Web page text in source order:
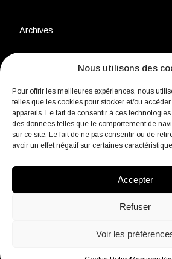
Nous utilisons des
Pour offrir les meilleures expériences, nous
telles que les cookies pour stocker et/ou
appareils. Le fait de consentir à ces
des données telles que le comportement de
sur ce site. Le fait de ne pas consentir ou de
avoir un effet négatif sur certaines
Accepter
Refuser
Voir les
Archives
Charte environnementale
Politique de confidentialité
Mentions légales
Linkedin